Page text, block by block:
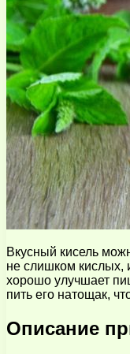
Вкусный кисель
не слишком кислых,
хорошо улучшает
пить его натощак,
Описание